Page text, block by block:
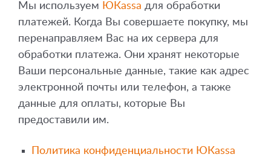
Мы используем ЮКassa для обработки
платежей. Когда Вы совершаете покупку, мы
перенаправляем Вас на их сервера для
обработки платежа. Они хранят некоторые
Ваши персональные данные, такие как адрес
электронной почты или телефон, а также
данные для оплаты, которые Вы
предоставили им.
Политика конфиденциальности ЮКassa